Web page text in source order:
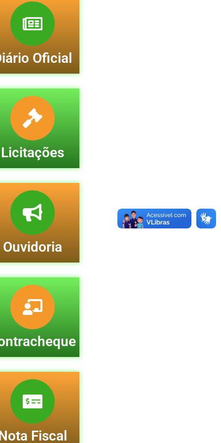
Oficial
Licitações
Ouvidoria
Fiscal